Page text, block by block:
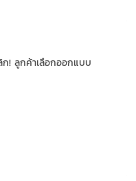
! ลูกค้าเลือกออกแบบ